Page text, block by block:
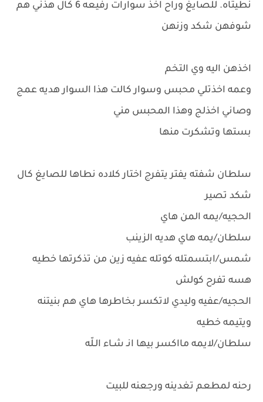
نطيتاه. للصايغ وراح اخذ سوارات رفيعه 6 كال هذني هم
شوفهن شكد وزنهن
اخذهن اليه وي التخم
وعمه اخذتلي محبس وسوار كالت هذا السوار هديه عمج
وصاني اخذلج وهذا المحبس مني
بستها وتشكرت منها
سلطان شفته يفتر يتفرج اختار كلاده نطاها للصايغ كال
شكد تصير
الحجيه/يمه المن هاي
سلطان/يمه هاي هديه الزينب
شمس/ابتسمتله كوتله عفيه زين من تذكرتها خطيه
هسه تفرح كولش
الحجيه/عفيه وليدي لاتكسر بخاطرها هاي هم بنيتنه
ويتيمه خطيه
سلطان/لايمه مااكسر بيها انـ شـاء الـلّه
رحنه لمطعم تغدينه ورجعنه للبيت